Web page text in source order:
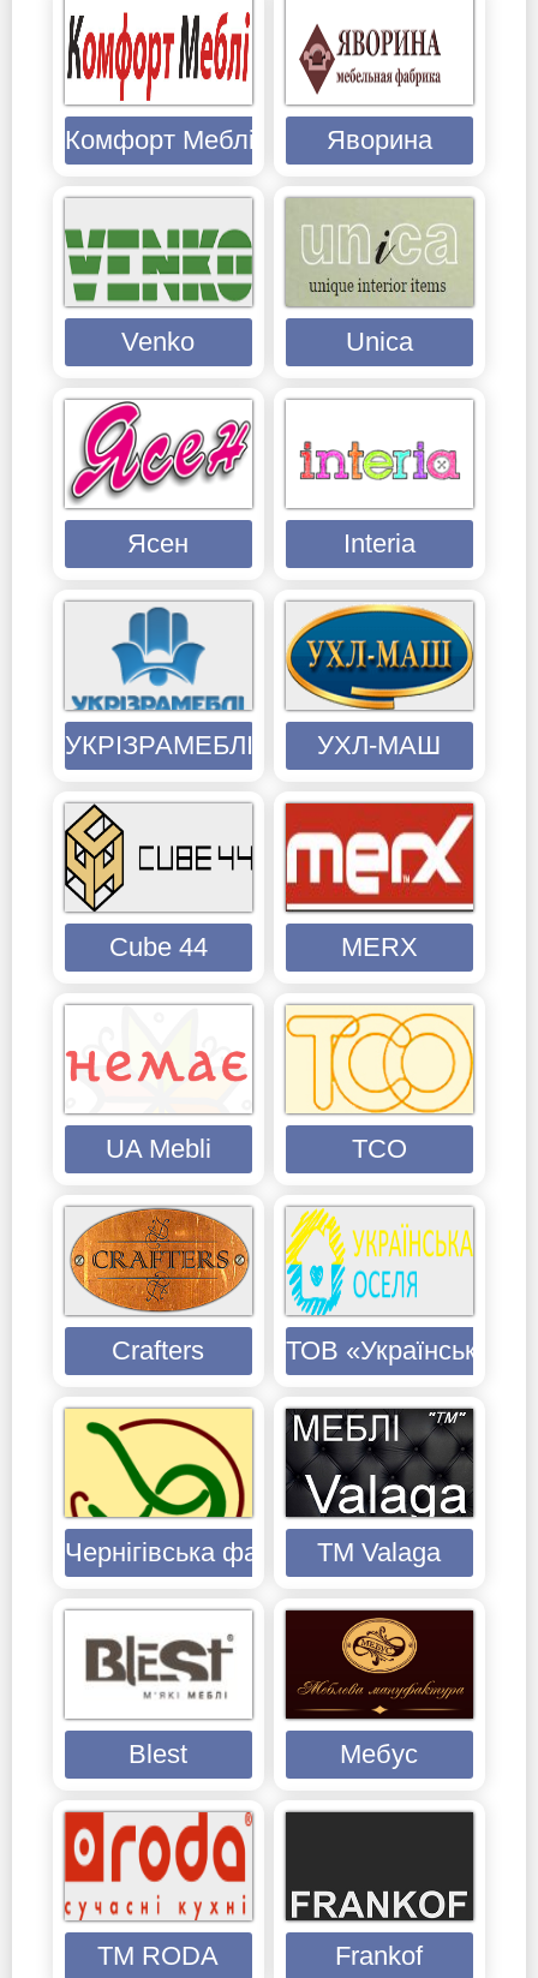
Комфорт Меблі Яворина
Venko Unica
Ясен Interia
УКРІЗРАМЕБЛІ УХЛ-МАШ
Cube 44 MERX
UA Mebli ТСО
Crafters ТОВ «Українська
Чернігівська фабрика лозових виробів
ТМ Valaga
Blest Мебус
ТМ RODA Frankof